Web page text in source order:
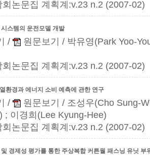
회논문집 계획계:v.23 n.2 (2007-02)
스템의 운전모델 개발
/ 원문보기
/ 박유영(Park Yoo-
회논문집 계획계:v.23 n.2 (2007-02)
환경과 에너지 소비 예측에 관한 연구
/ 원문보기
/ 조성우(Cho Sung-
; 이경희(Lee Kyung-Hee)
회논문집 계획계:v.23 n.2 (2007-02)
경제성 평가를 통한 주상복합 커튼월 패스닝 유닛 부